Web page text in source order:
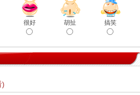
很好 胡扯 搞笑
)